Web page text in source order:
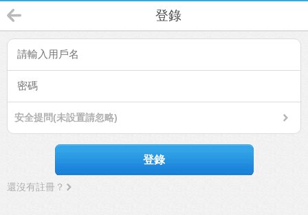
登錄
安全提問(未設置請忽略)
登錄
還沒有註冊？